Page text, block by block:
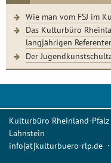
Wie man vom FSJ im
Das Kulturbüro
langjährigen
Der
Kulturbüro Rheinland-Pfalz
Lahnstein
info[at]kulturbuero-rlp.de